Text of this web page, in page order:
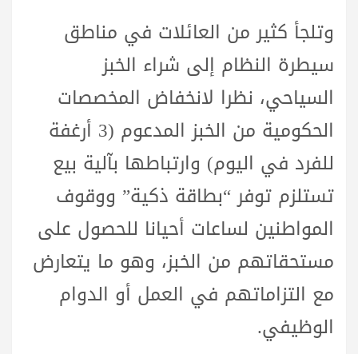
وتلجأ كثير من العائلات في مناطق
سيطرة النظام إلى شراء الخبز
السياحي، نظرا لانخفاض المخصصات
الحكومية من الخبز المدعوم (3 أرغفة
للفرد في اليوم) وارتباطها بآلية بيع
تستلزم توفر “بطاقة ذكية” ووقوف
المواطنين لساعات أحيانا للحصول على
مستحقاتهم من الخبز، وهو ما يتعارض
مع التزاماتهم في العمل أو الدوام
الوظيفي.